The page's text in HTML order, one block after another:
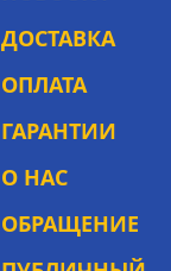
ДОСТАВКА
ОПЛАТА
ГАРАНТИИ
О НАС
ОБРАЩЕНИЕ